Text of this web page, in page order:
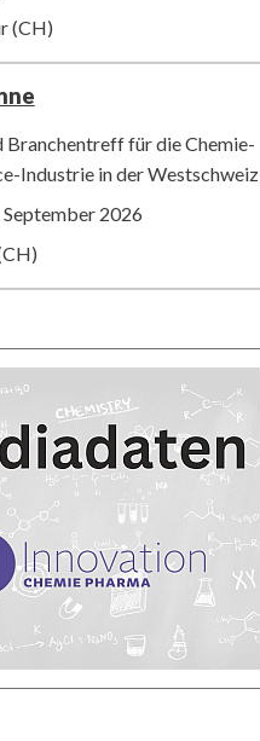
(CH)
Branchentreff für die Chemie-
Industrie in der Westschweiz
2026